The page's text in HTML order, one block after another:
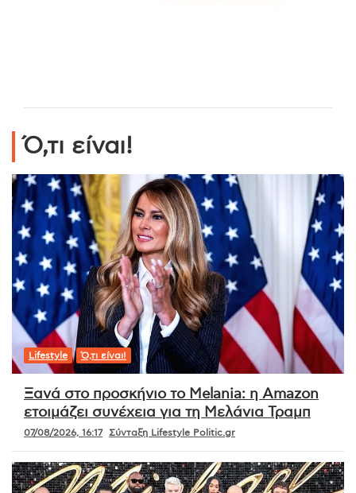
Ό,τι είναι!
Lifestyle Ό,τι είναι!
Ξανά στο προσκήνιο το Melania: η Amazon
ετοιμάζει συνέχεια για τη Μελάνια Τραμπ
07/08/2026, 16:17 Σύνταξη Lifestyle Politic.gr